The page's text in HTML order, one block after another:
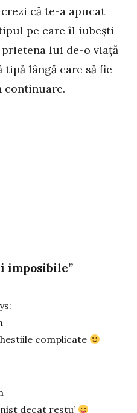
că te-a apucat
pe care îl iubești
lui de-o viață
lângă care să fie
continuare.
imposibile”
complicate
decat restu’